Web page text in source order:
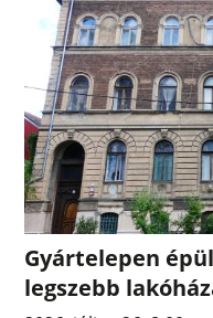
Gyártelepen
legszebb